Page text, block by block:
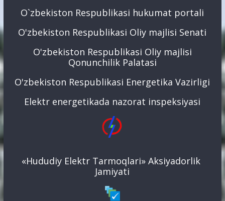
O`zbekiston Respublikasi hukumat portali
O'zbekiston Respublikasi Oliy majlisi Senati
O'zbekiston Respublikasi Oliy majlisi
Qonunchilik Palatasi
O'zbekiston Respublikasi Energetika Vazirligi
Elektr energetikada nazorat inspeksiyasi
«Hududiy Elektr Tarmoqlari» Aksiyadorlik
Jamiyati